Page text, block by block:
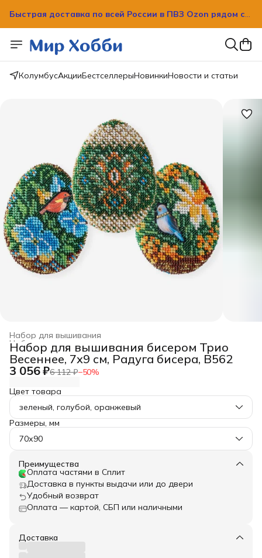
Быстрая доставка по всей России в ПВЗ Ozon рядом с
вашим домом!
Быстрая доставка по всей России в ПВЗ Ozon рядом с
вашим домом!
КолумбусАкцииБестселлерыНовинкиНовости и статьи
Набор для вышивания
Набор для рукоделия, творчества ›
Хобби и творчество ›
Главная ›
Набор для вышивания бисером Трио
Весеннее, 7х9 см, Радуга бисера, В562
3 056 ₽6 112 ₽−50%
Цвет товара
зеленый, голубой, оранжевый
Размеры, мм
70х90
Преимущества
Оплата частями в Сплит
Доставка в пункты выдачи или до двери
Удобный возврат
Оплата — картой, СБП или наличными
Доставка